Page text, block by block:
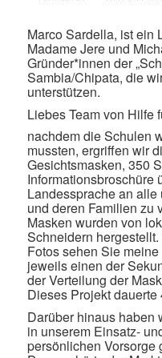
Marco Sardella, ist ein
Madame Jere und
Gründer*innen der
Sambia/Chipata, die
unterstützen.
Liebes Team von Hilfe
nachdem die Schulen
mussten, ergriffen wir
Gesichtsmasken, 350
Informationsbroschüre
Landessprache an
und deren Familien zu
Masken wurden von
Schneidern
Fotos sehen Sie
jeweils einen der
der Verteilung der
Dieses Projekt dauerte
Darüber hinaus haben
in unserem Einsatz-
persönlichen Vorsorge